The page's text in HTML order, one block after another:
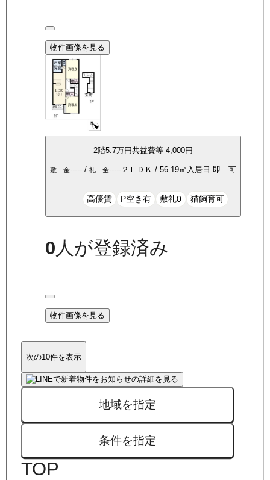
物件画像を見る
2階5.7万円共益費等4,000円
敷 金----- /礼 金----- ２ＬＤＫ /56.19㎡ 入居日即 可
高優賃 P空き有 敷礼0 猫飼育可
0人が登録済み
物件画像を見る
次の10件を表示
地域を指定
条件を指定
TOP